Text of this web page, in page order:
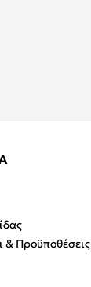
Προϋποθέσεις